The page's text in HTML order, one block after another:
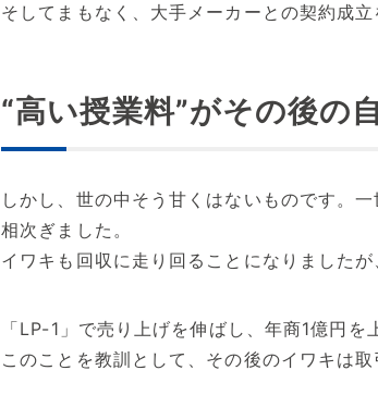
そしてまもなく、大手メーカーとの契約成
“高い授業料”がその後の
しかし、世の中そう甘くはないものです。
相次ぎました。
イワキも回収に走り回ることになりました
「LP-1」で売り上げを伸ばし、年商1億円
このことを教訓として、その後のイワキは